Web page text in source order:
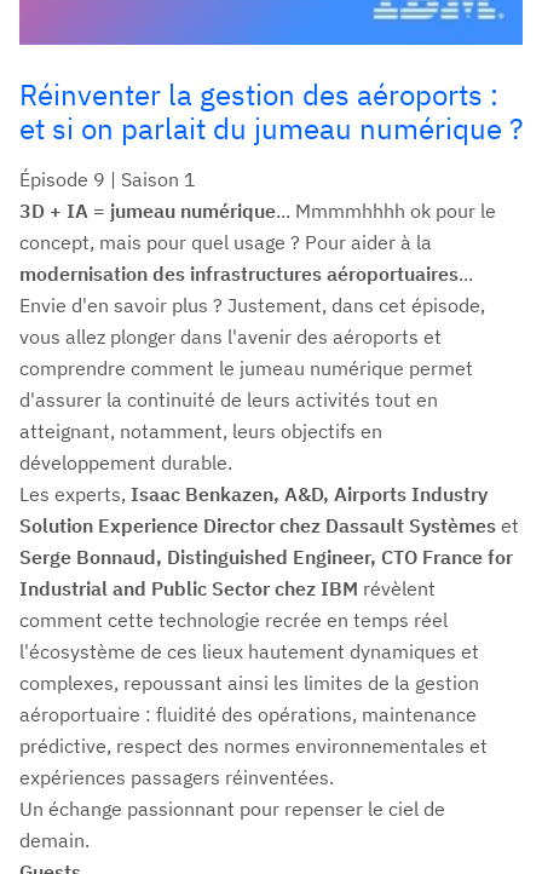
Réinventer la gestion des aéroports :
et si on parlait du jumeau numérique ?
Épisode 9 | Saison 1
3D + IA = jumeau numérique... Mmmmhhhh ok pour le
concept, mais pour quel usage ? Pour aider à la
modernisation des infrastructures aéroportuaires...
Envie d'en savoir plus ? Justement, dans cet épisode,
vous allez plonger dans l'avenir des aéroports et
comprendre comment le jumeau numérique permet
d'assurer la continuité de leurs activités tout en
atteignant, notamment, leurs objectifs en
développement durable.
Les experts, Isaac Benkazen, A&D, Airports Industry
Solution Experience Director chez Dassault Systèmes et
Serge Bonnaud, Distinguished Engineer, CTO France for
Industrial and Public Sector chez IBM révèlent
comment cette technologie recrée en temps réel
l'écosystème de ces lieux hautement dynamiques et
complexes, repoussant ainsi les limites de la gestion
aéroportuaire : fluidité des opérations, maintenance
prédictive, respect des normes environnementales et
expériences passagers réinventées.
Un échange passionnant pour repenser le ciel de
demain.